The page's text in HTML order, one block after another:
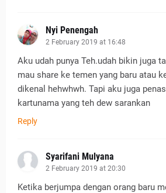
Nyi Penengah
2 February 2019 at 16:48
Aku udah punya Teh.udah bikin juga
mau share ke temen yang baru atau
dikenal hehwhwh. Tapi aku juga
kartunama yang teh dew sarankan
Reply
Syarifani Mulyana
2 February 2019 at 20:30
Ketika berjumpa dengan orang baru